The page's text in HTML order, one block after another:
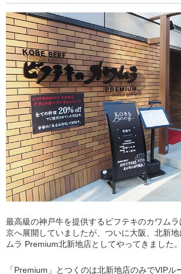
最高級の神戸牛を提供するビフテキのカワム
京へ展開していましたが、ついに大阪、北新
ムラ Premium北新地店としてやってきました。
「Premium」とつくのは北新地店のみでVIPル